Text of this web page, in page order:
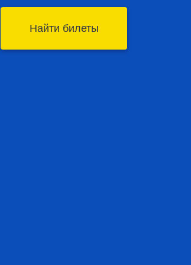
Найти билеты